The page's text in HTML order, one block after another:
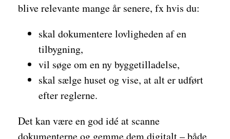
blive relevante mange år senere, fx hvis du:
skal dokumentere lovligheden af en
tilbygning,
vil søge om en ny byggetilladelse,
skal sælge huset og vise, at alt er udført
efter reglerne.
Det kan være en god idé at scanne
dokumenterne og gemme dem digitalt – både